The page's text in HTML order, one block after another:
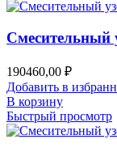
Смесительный
190460,00 ₽
Добавить в
В корзину
Быстрый просмотр